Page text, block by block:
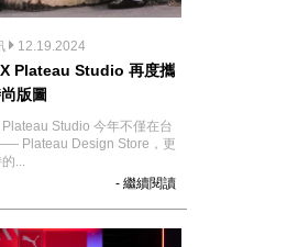
12.19.2024
Plateau Studio 再度攜
版圖
Studio 今年不僅在台
Plateau Design Store，更
...
- 繼續閱讀